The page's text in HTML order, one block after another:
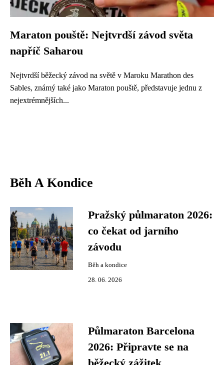
Maraton pouště: Nejtvrdší závod světa
napříč Saharou
Nejtvrdší běžecký závod na světě v Maroku Marathon des
Sables, známý také jako Maraton pouště, představuje jednu z
nejextrémnějších...
Běh A Kondice
Pražský půlmaraton 2026:
co čekat od jarního
závodu
Běh a kondice
28. 06. 2026
Půlmaraton Barcelona
2026: Připravte se na